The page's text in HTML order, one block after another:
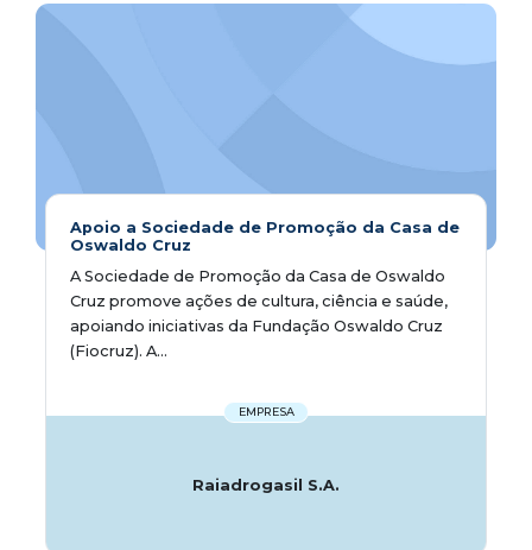
Apoio a Sociedade de Promoção da Casa de
Oswaldo Cruz
A Sociedade de Promoção da Casa de Oswaldo
Cruz promove ações de cultura, ciência e saúde,
apoiando iniciativas da Fundação Oswaldo Cruz
(Fiocruz). A...
EMPRESA
Raiadrogasil S.A.